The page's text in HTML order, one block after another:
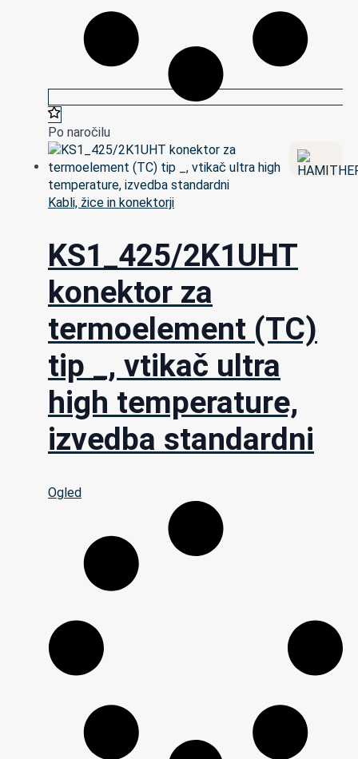
Po naročilu
Kabli, žice in konektorji
KS1_425/2K1UHT
konektor za
termoelement (TC)
tip _, vtikač ultra
high temperature,
izvedba standardni
Ogled